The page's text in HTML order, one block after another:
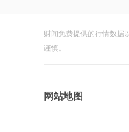
财闻免费提供的行情数据
谨慎。
网站地图